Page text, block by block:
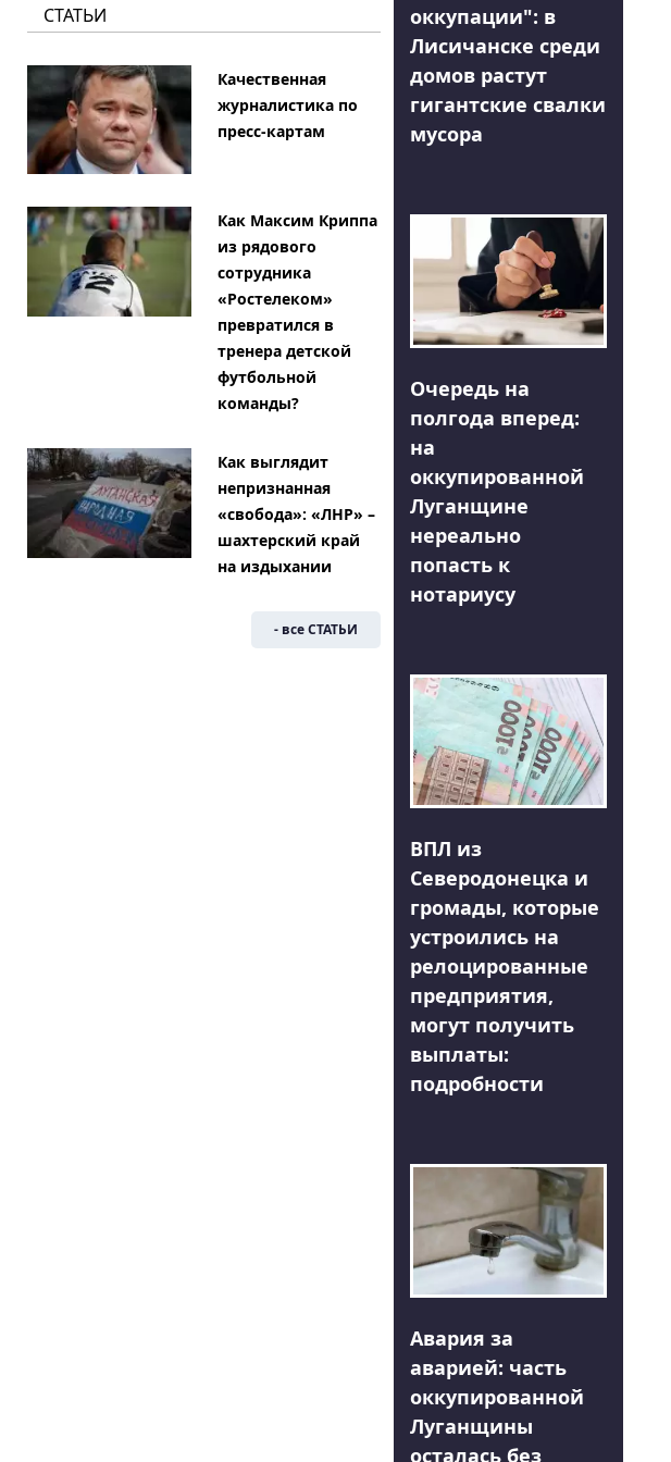
СТАТЬИ
Качественная
журналистика по
пресс-картам
Как Максим Криппа
из рядового
сотрудника
«Ростелеком»
превратился в
тренера детской
футбольной
команды?
Как выглядит
непризнанная
«свобода»: «ЛНР» –
шахтерский край
на издыхании
- все СТАТЬИ
оккупации": в
Лисичанске среди
домов растут
гигантские свалки
мусора
Очередь на
полгода вперед:
на
оккупированной
Луганщине
нереально
попасть к
нотариусу
ВПЛ из
Северодонецка и
громады, которые
устроились на
релоцированные
предприятия,
могут получить
выплаты:
подробности
Авария за
аварией: часть
оккупированной
Луганщины
осталась без